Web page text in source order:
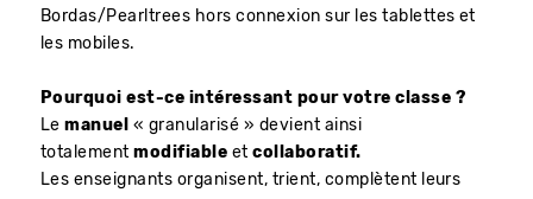
Bordas/Pearltrees hors connexion sur les tablettes et
les mobiles.
Pourquoi est-ce intéressant pour votre classe ?
Lemanuel
« granularisé » devient ainsi
totalementmodifiable etcollaboratif.
Les enseignants organisent, trient, complètent leurs